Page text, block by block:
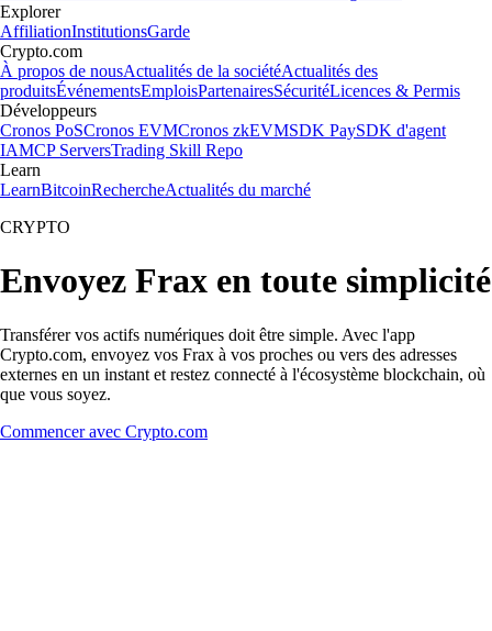
Explorer
AffiliationInstitutionsGarde
Crypto.com
À propos de nousActualités de la sociétéActualités des
produitsÉvénementsEmploisPartenairesSécuritéLicences & Permis
Développeurs
Cronos PoSCronos EVMCronos zkEVMSDK PaySDK d'agent
IAMCP ServersTrading Skill Repo
Learn
LearnBitcoinRechercheActualités du marché
CRYPTO
Envoyez Frax en toute simplicité
Transférer vos actifs numériques doit être simple. Avec l'app
Crypto.com, envoyez vos Frax à vos proches ou vers des adresses
externes en un instant et restez connecté à l'écosystème blockchain, où
que vous soyez.
Commencer avec Crypto.com